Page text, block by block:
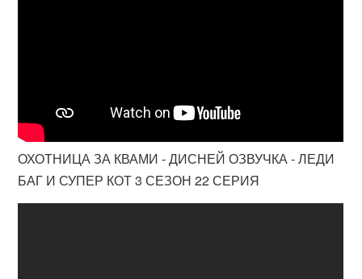
ОХОТНИЦА ЗА КВАМИ - ДИСНЕЙ ОЗВУЧКА - ЛЕДИ
БАГ И СУПЕР КОТ 3 СЕЗОН 22 СЕРИЯ